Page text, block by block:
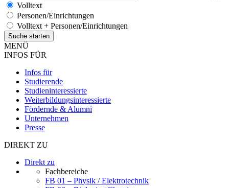
Volltext
Personen/Einrichtungen
Volltext + Personen/Einrichtungen
MENÜ
INFOS FÜR
Infos für
Studierende
Studieninteressierte
Weiterbildungsinteressierte
Fördernde & Alumni
Unternehmen
Presse
DIREKT ZU
Direkt zu
Fachbereiche
FB 01 – Physik / Elektrotechnik